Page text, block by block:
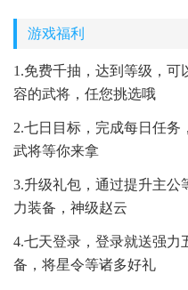
游戏福利
1.免费千抽，达到等级，
容的武将，任您挑选哦
2.七日目标，完成每日任务
武将等你来拿
3.升级礼包，通过提升主公
力装备，神级赵云
4.七天登录，登录就送强力
备，将星令等诸多好礼